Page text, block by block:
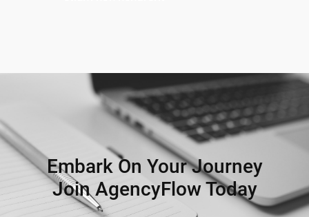
Embark On Your Journey
Join AgencyFlow Today